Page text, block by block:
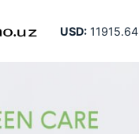
USD:11915.64